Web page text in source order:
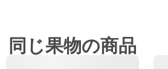
同じ果物の商品